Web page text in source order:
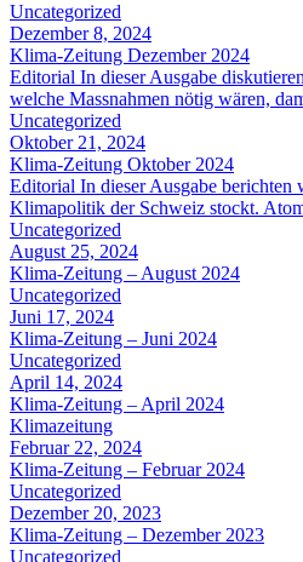
Uncategorized
Dezember 8, 2024
Klima-Zeitung Dezember 2024
Editorial In dieser Ausgabe
welche Massnahmen nötig wären,
Uncategorized
Oktober 21, 2024
Klima-Zeitung Oktober 2024
Editorial In dieser Ausgabe
Klimapolitik der Schweiz stockt.
Uncategorized
August 25, 2024
Klima-Zeitung – August 2024
Uncategorized
Juni 17, 2024
Klima-Zeitung – Juni 2024
Uncategorized
April 14, 2024
Klima-Zeitung – April 2024
Klimazeitung
Februar 22, 2024
Klima-Zeitung – Februar 2024
Uncategorized
Dezember 20, 2023
Klima-Zeitung – Dezember 2023
Uncategorized